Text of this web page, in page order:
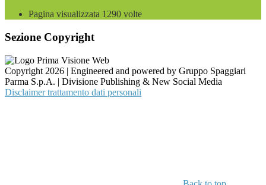
Pagina visualizzata 1290 volte
Sezione Copyright
Copyright 2026 | Engineered and powered by Gruppo Spaggiari
Parma S.p.A. | Divisione Publishing & New Social Media
Disclaimer trattamento dati personali